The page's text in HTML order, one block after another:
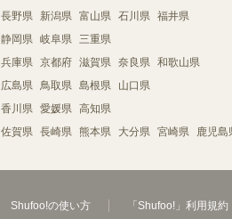
長野県 新潟県 富山県 石川県 福井県
静岡県 岐阜県 三重県
兵庫県 京都府 滋賀県 奈良県 和歌山県
広島県 鳥取県 島根県 山口県
香川県 愛媛県 高知県
佐賀県 長崎県 熊本県 大分県 宮崎県 鹿児島
Shufoo!の使い方 「Shufoo!」利用規約